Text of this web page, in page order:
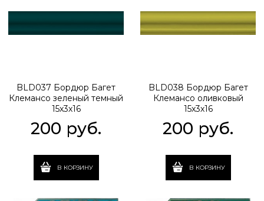
BLD037 Бордюр Багет
Клемансо зеленый темный
15х3х16
200 руб.
В КОРЗИНУ
BLD038 Бордюр Багет
Клемансо оливковый
15х3х16
200 руб.
В КОРЗИНУ